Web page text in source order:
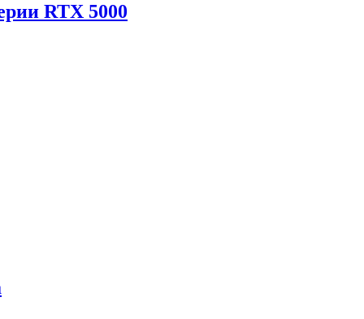
RTX 5000